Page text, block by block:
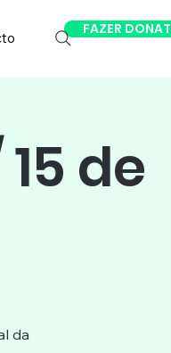
FAZER
de
da